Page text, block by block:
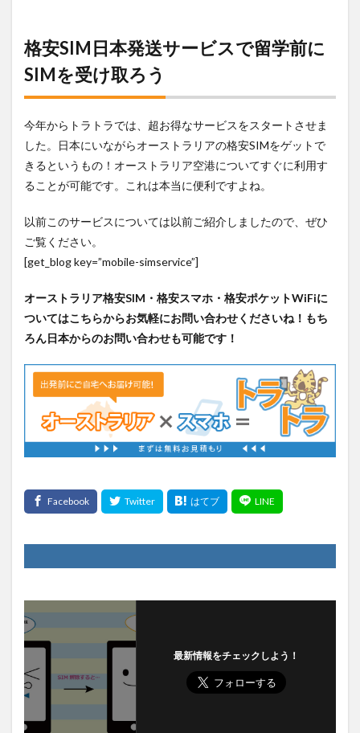
格安SIM日本発送サービスで留学前に
SIMを受け取ろう
今年からトラトラでは、超お得なサービスをスタートさせま
した。日本にいながらオーストラリアの格安SIMをゲットで
きるというもの！オーストラリア空港についてすぐに利用す
ることが可能です。これは本当に便利ですよね。
以前このサービスについては以前ご紹介しましたので、ぜひ
ご覧ください。
[get_blog key=”mobile-simservice”]
オーストラリア格安SIM・格安スマホ・格安ポケットWiFiに
ついてはこちらからお気軽にお問い合わせくださいね！もち
ろん日本からのお問い合わせも可能です！
最新情報をチェックしよう！